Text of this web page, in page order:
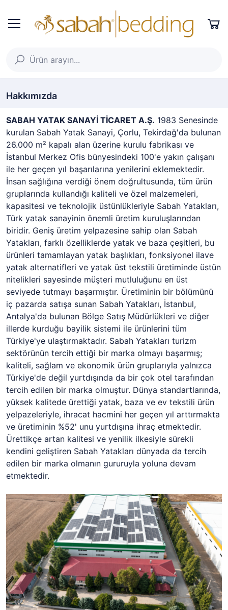
Hakkımızda
SABAH YATAK SANAYİ TİCARET A.Ş. 1983 Senesinde
kurulan Sabah Yatak Sanayi, Çorlu, Tekirdağ'da bulunan
26.000 m² kapalı alan üzerine kurulu fabrikası ve
İstanbul Merkez Ofis bünyesindeki 100'e yakın çalışanı
ile her geçen yıl başarılarına yenilerini eklemektedir.
İnsan sağlığına verdiği önem doğrultusunda, tüm ürün
gruplarında kullandığı kaliteli ve özel malzemeleri,
kapasitesi ve teknolojik üstünlükleriyle Sabah Yatakları,
Türk yatak sanayinin önemli üretim kuruluşlarından
biridir. Geniş üretim yelpazesine sahip olan Sabah
Yatakları, farklı özelliklerde yatak ve baza çeşitleri, bu
ürünleri tamamlayan yatak başlıkları, fonksiyonel ilave
yatak alternatifleri ve yatak üst tekstili üretiminde üstün
nitelikleri sayesinde müşteri mutluluğunu en üst
seviyede tutmayı başarmıştır. Üretiminin bir bölümünü
iç pazarda satışa sunan Sabah Yatakları, İstanbul,
Antalya'da bulunan Bölge Satış Müdürlükleri ve diğer
illerde kurduğu bayilik sistemi ile ürünlerini tüm
Türkiye'ye ulaştırmaktadır. Sabah Yatakları turizm
sektörünün tercih ettiği bir marka olmayı başarmış;
kaliteli, sağlam ve ekonomik ürün gruplarıyla yalnızca
Türkiye'de değil yurtdışında da bir çok otel tarafından
tercih edilen bir marka olmuştur. Dünya standartlarında,
yüksek kalitede ürettiği yatak, baza ve ev tekstili ürün
yelpazeleriyle, ihracat hacmini her geçen yıl arttırmakta
ve üretiminin %52' unu yurtdışına ihraç etmektedir.
Ürettikçe artan kalitesi ve yenilik ilkesiyle sürekli
kendini geliştiren Sabah Yatakları dünyada da tercih
edilen bir marka olmanın gururuyla yoluna devam
etmektedir.